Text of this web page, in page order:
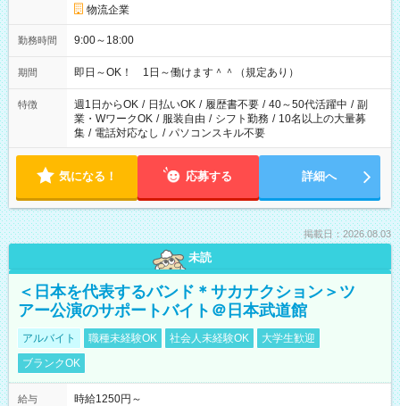
物流企業
勤務時間 9:00～18:00
期間 即日～OK！ 1日～働けます＾＾（規定あり）
特徴 週1日からOK / 日払いOK / 履歴書不要 / 40～50代活躍中 / 副
業・WワークOK / 服装自由 / シフト勤務 / 10名以上の大量募
集 / 電話対応なし / パソコンスキル不要
気になる！ 応募する 詳細へ
掲載日：2026.08.03
未読
＜日本を代表するバンド＊サカナクション＞ツ
アー公演のサポートバイト＠日本武道館
アルバイト 職種未経験OK 社会人未経験OK
大学生歓迎
ブランクOK
給与
時給1250円～